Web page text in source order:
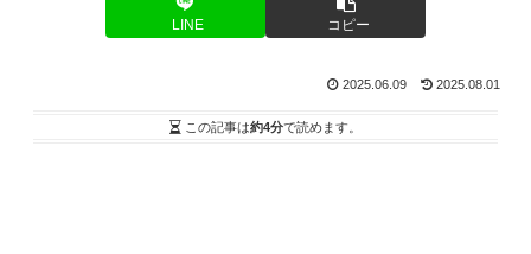
LINE コピー
2025.06.09 2025.08.01
この記事は約4分で読めます。